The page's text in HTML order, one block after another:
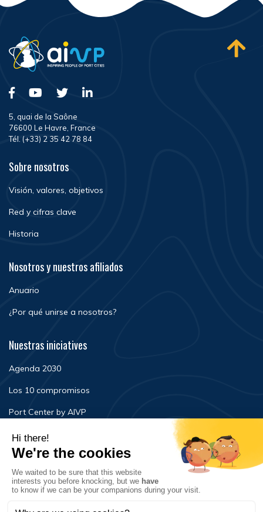
5, quai de la Saône
76600 Le Havre, France
Tél. (+33) 2 35 42 78 84
Sobre nosotros
Visión, valores, objetivos
Red y cifras clave
Historia
Nosotros y nuestros afiliados
Anuario
¿Por qué unirse a nosotros?
Nuestras iniciatives
Agenda 2030
Los 10 compromisos
Port Center by AIVP
Noticias
Eventos
FAQ